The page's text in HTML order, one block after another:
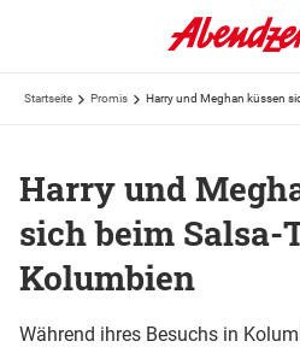
Startseite Promis Harry und Meghan küssen
Harry und
sich beim Salsa-
Kolumbien
Während ihres Besuchs in